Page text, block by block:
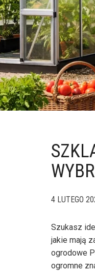
4 LUTEGO
Szukasz
jakie mają
ogrodowe
ogromne